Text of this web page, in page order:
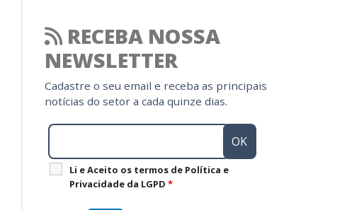
RECEBA NOSSA
NEWSLETTER
Cadastre o seu email e receba as principais
notícias do setor a cada quinze dias.
Li e Aceito os termos de Política e
Privacidade da LGPD *